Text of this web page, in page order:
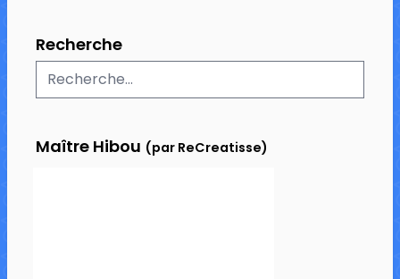
Recherche
Maître Hibou (par ReCreatisse)